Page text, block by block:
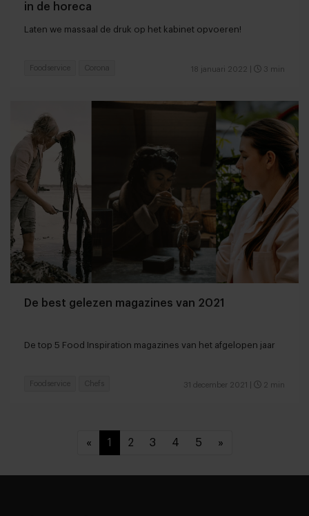
in de horeca
Laten we massaal de druk op het kabinet opvoeren!
18 januari 2022 3 min
Foodservice Corona
De best gelezen magazines van 2021
De top 5 Food Inspiration magazines van het afgelopen jaar
31 december 2021 2 min
Foodservice Chefs
« 1 2 3 4 5 »